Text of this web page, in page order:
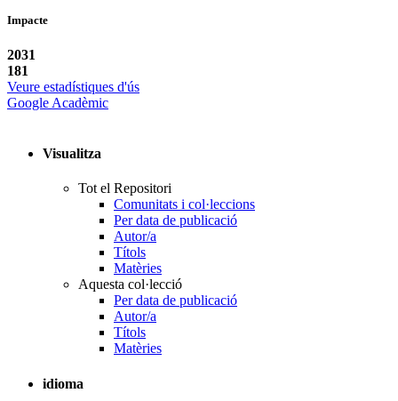
Impacte
2031
181
Veure estadístiques d'ús
Google Acadèmic
Visualitza
Tot el Repositori
Comunitats i col·leccions
Per data de publicació
Autor/a
Títols
Matèries
Aquesta col·lecció
Per data de publicació
Autor/a
Títols
Matèries
idioma